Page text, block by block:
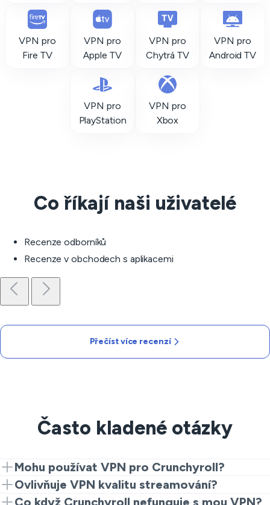
VPN pro
Fire TV
VPN pro
Apple TV
VPN pro
Chytrá TV
VPN pro
Android TV
VPN pro
PlayStation
VPN pro
Xbox
Co říkají naši uživatelé
Recenze odborníků
Recenze v obchodech s aplikacemi
Přečíst více recenzí
Často kladené otázky
Mohu používat VPN pro Crunchyroll?
Ano, připojte VeePN k serveru, který podporuje
Crunchyroll, a začněte streamovat své oblíbené
Ovlivňuje VPN kvalitu streamování?
S vysokorychlostními servery VeePN by měla zůstat
Co když Crunchyroll nefunguje s mou VPN?